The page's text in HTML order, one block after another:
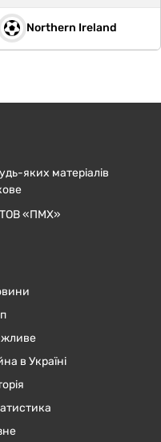
Northern Ireland
яких матеріалів
ТОВ «ПМХ»
в Україні